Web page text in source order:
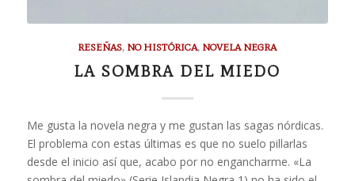
RESEÑAS, NO HISTÓRICA, NOVELA NEGRA
LA SOMBRA DEL MIEDO
Me gusta la novela negra y me gustan las sagas nórdicas.
El problema con estas últimas es que no suelo pillarlas
desde el inicio así que, acabo por no engancharme. «La